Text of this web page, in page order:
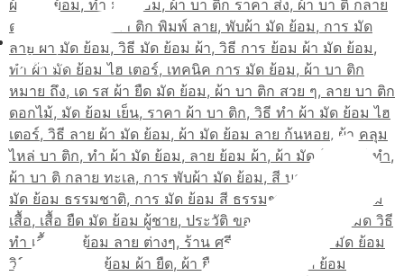
สมัครเรียน